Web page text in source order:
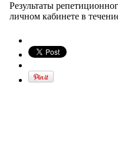
Результаты
личном кабинете в